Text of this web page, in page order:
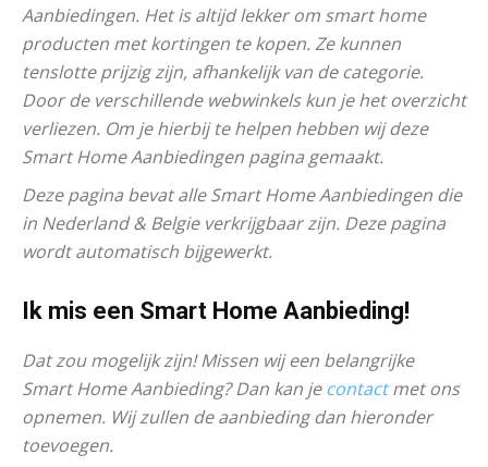
Aanbiedingen. Het is altijd lekker om smart home
producten met kortingen te kopen. Ze kunnen
tenslotte prijzig zijn, afhankelijk van de categorie.
Door de verschillende webwinkels kun je het overzicht
verliezen. Om je hierbij te helpen hebben wij deze
Smart Home Aanbiedingen pagina gemaakt.
Deze pagina bevat alle Smart Home Aanbiedingen die
in Nederland & Belgie verkrijgbaar zijn. Deze pagina
wordt automatisch bijgewerkt.
Ik mis een Smart Home Aanbieding!
Dat zou mogelijk zijn! Missen wij een belangrijke
Smart Home Aanbieding? Dan kan jecontactmet ons
opnemen. Wij zullen de aanbieding dan hieronder
toevoegen.